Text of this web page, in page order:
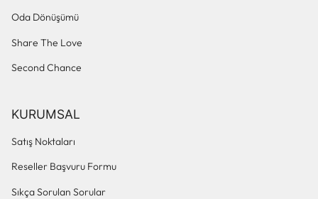
Oda Dönüşümü
Share The Love
Second Chance
KURUMSAL
Satış Noktaları
Reseller Başvuru Formu
Sıkça Sorulan Sorular